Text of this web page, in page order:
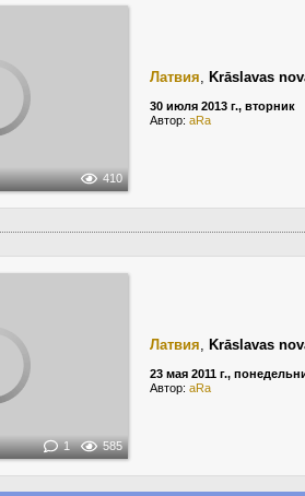
410
Латвия, Krāslavas
30 июля 2013 г., вторник
Автор: aRa
1 585
Латвия, Krāslavas
23 мая 2011 г.,
Автор: aRa